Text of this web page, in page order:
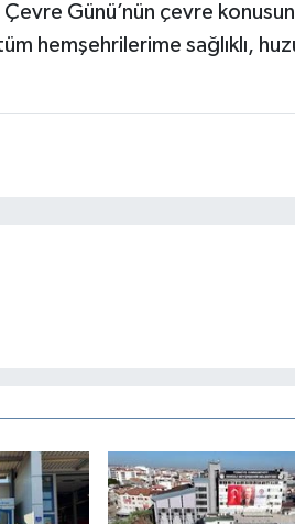
Günü’nün çevre
hemşehrilerime sağlıklı,